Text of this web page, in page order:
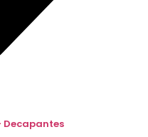
Decapantes